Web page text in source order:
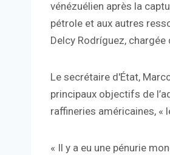
vénézuélien après la
pétrole et aux autres
Delcy Rodríguez,
Le secrétaire d'État,
principaux objectifs de
raffineries américaines, «
« Il y a eu une pénurie